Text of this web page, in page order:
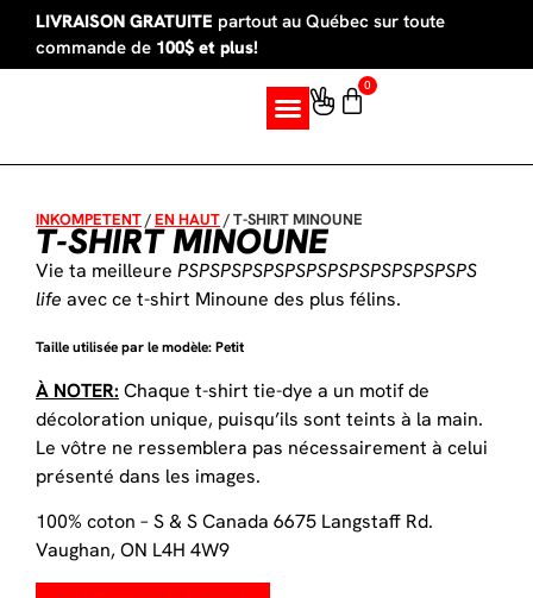
LIVRAISON GRATUITE partout au Québec sur toute
commande de 100$ et plus!
0
INKOMPETENT/EN HAUT/T-SHIRT MINOUNE
T-SHIRT MINOUNE
Vie ta meilleure PSPSPSPSPSPSPSPSPSPSPSPSPSPS
life avec ce t-shirt Minoune des plus félins.
Taille utilisée par le modèle: Petit
À NOTER: Chaque t-shirt tie-dye a un motif de
décoloration unique, puisqu’ils sont teints à la main.
Le vôtre ne ressemblera pas nécessairement à celui
présenté dans les images.
100% coton – S & S Canada 6675 Langstaff Rd.
Vaughan, ON L4H 4W9